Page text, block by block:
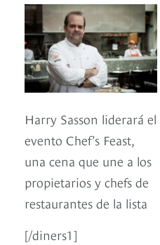
Harry Sasson liderará el
evento Chef’s Feast,
una cena que une a los
propietarios y chefs de
restaurantes de la lista
[/diners1]